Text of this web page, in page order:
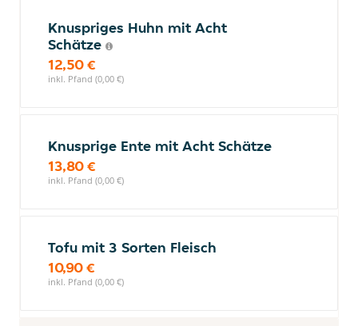
Knuspriges Huhn mit Acht
Schätze
12,50 €
inkl. Pfand (0,00 €)
Knusprige Ente mit Acht Schätze
13,80 €
inkl. Pfand (0,00 €)
Tofu mit 3 Sorten Fleisch
10,90 €
inkl. Pfand (0,00 €)